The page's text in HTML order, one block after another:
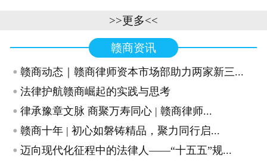
>>更多<<
赣商资讯
· 赣商动态｜赣商律师资本市场部助力两家新三...
· 法律护航赣商崛起的实践与思考
· 律承豫章文脉 商聚万寿同心 | 赣商律师...
· 赣商十年 | 初心如磐铸精品，聚力同行启...
· 迈向现代化征程中的法律人——“十五五”规...